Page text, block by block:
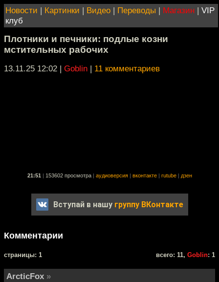
Новости | Картинки | Видео | Переводы | Магазин | VIP
клуб
Плотники и печники: подлые козни
мстительных рабочих
13.11.25 12:02 | Goblin | 11 комментариев
21:51 153602 просмотра аудиоверсия вконтакте rutube дзен
Вступай в нашу группу ВКонтакте
Комментарии
cтраницы: 1 всего: 11, Goblin: 1
ArcticFox »